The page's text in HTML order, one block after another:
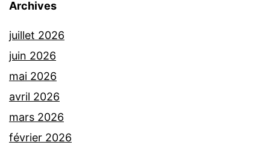
Archives
juillet 2026
juin 2026
mai 2026
avril 2026
mars 2026
février 2026